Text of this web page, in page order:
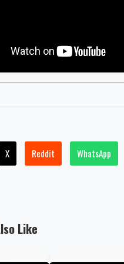
X Reddit WhatsApp
Like